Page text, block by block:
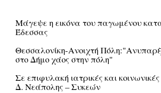
Μάγεψε η εικόνα του παγωμένου
Έδεσσας
Θεσσαλονίκη-Ανοιχτή
στο Δήμο χάος στην πόλη"
Σε επιφυλακή ιατρικές και
Δ. Νεάπολης – Συκεών